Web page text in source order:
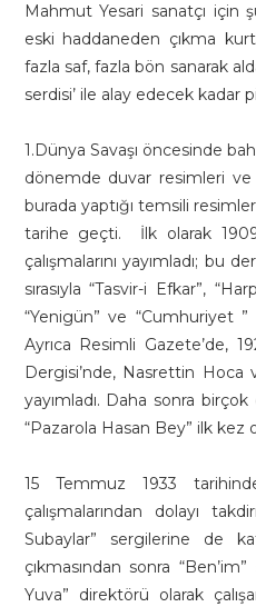
Mahmut Yesari sanatçı için
eski haddaneden çıkma
fazla saf, fazla bön sanarak
serdisi’ ile alay edecek kadar
1.Dünya Savaşı öncesinde
dönemde duvar resimleri
burada yaptığı temsili
tarihe geçti. İlk olarak 1909
çalışmalarını yayımladı; bu
sırasıyla “Tasvir-i Efkar”,
“Yenigün” ve “Cumhuriyet
Ayrıca Resimli Gazete’de,
Dergisi’nde, Nasrettin
yayımladı. Daha sonra
“Pazarola Hasan Bey” ilk kez
15 Temmuz 1933
çalışmalarından dolayı
Subaylar” sergilerine de
çıkmasından sonra
Yuva” direktörü olarak